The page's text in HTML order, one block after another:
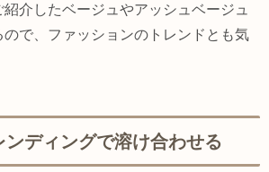
介したベージュやアッシュベージュ
で、ファッションのトレンドとも気
ディングで溶け合わせる